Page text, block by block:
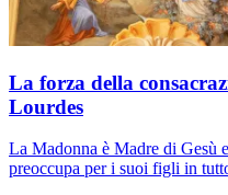
La forza della
Lourdes
La Madonna è Madre di Gesù
preoccupa per i suoi figli in